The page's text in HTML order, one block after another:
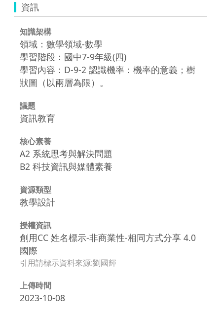
資訊
知識架構
領域：數學領域-數學
學習階段：國中7-9年級(四)
學習內容：D-9-2 認識機率：機率的意義；樹
狀圖（以兩層為限）。
議題
資訊教育
核心素養
A2 系統思考與解決問題
B2 科技資訊與媒體素養
資源類型
教學設計
授權資訊
創用CC 姓名標示-非商業性-相同方式分享 4.0
國際
引用請標示資料來源:劉國輝
上傳時間
2023-10-08